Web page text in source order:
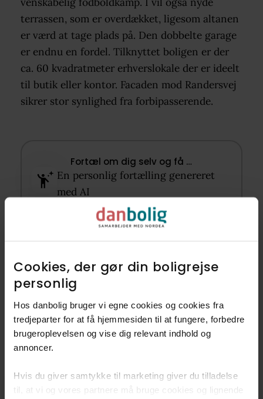
Cookies, der gør din boligrejse
personlig​
Hos danbolig bruger vi egne cookies og cookies fra
tredjeparter for at få hjemmesiden til at fungere, forbedre
brugeroplevelsen og vise dig relevant indhold og
annoncer.​
Hvis du giver samtykke til marketing giver du tilladelse
til, at vi og vores partnere må bruge cookies og lignende
terrassen, som er overdækket, ligesom altanen
er værd at tage plads på. Den dobbelte garage
er endnu en fordel. Tilknyttet boligen er der
ca. 60 kvadratmeter erhverslokale der er ideelt
til butik eller kontor. Facaden mod Randersvej
sikrer stor synlighed fra forbipasserende.
Fortæl om dig selv og få …​
En personlig fortælling genereret
med AI​
Et glimt af din hverdag på
Randersvej 35​
Start din fortælling her
Din Boligpræsentation BETA
Skal vi også sælge din bolig?